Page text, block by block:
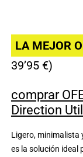
LA MEJOR
39’95 €)
comprar
Direction
Ligero, minimalista
es la solución ideal